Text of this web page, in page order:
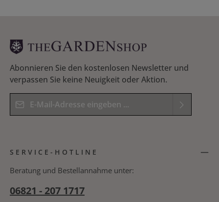
Abonnieren Sie den kostenlosen Newsletter und
verpassen Sie keine Neuigkeit oder Aktion.
E-Mail-Adresse*
Kenntnis genommen und die
Bitte geben Sie das Ergebnis der Gleichung in das
nachfolgende Textfeld ein. *
SERVICE-HOTLINE
Beratung und Bestellannahme unter:
06821 - 207 1717